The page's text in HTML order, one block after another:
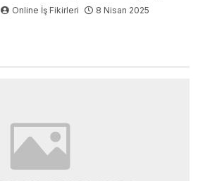
Online İş Fikirleri 8 Nisan 2025